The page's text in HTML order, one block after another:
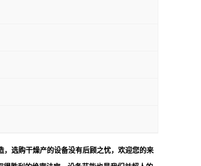
选购干燥产的设备没有后顾之忧，欢迎您的来